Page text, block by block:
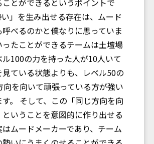
」を生み出せる存在は、ムード
呼べるのかと僕なりに思っていま
たことができるチームは土壇場
100の力を持った人が10人いて
ている状態よりも、レベル50の
向を向いて頑張っている方が強い
。 そして、この「同じ方向を向
いうことを意図的に作り出せる
ムードメーカーであり、チーム